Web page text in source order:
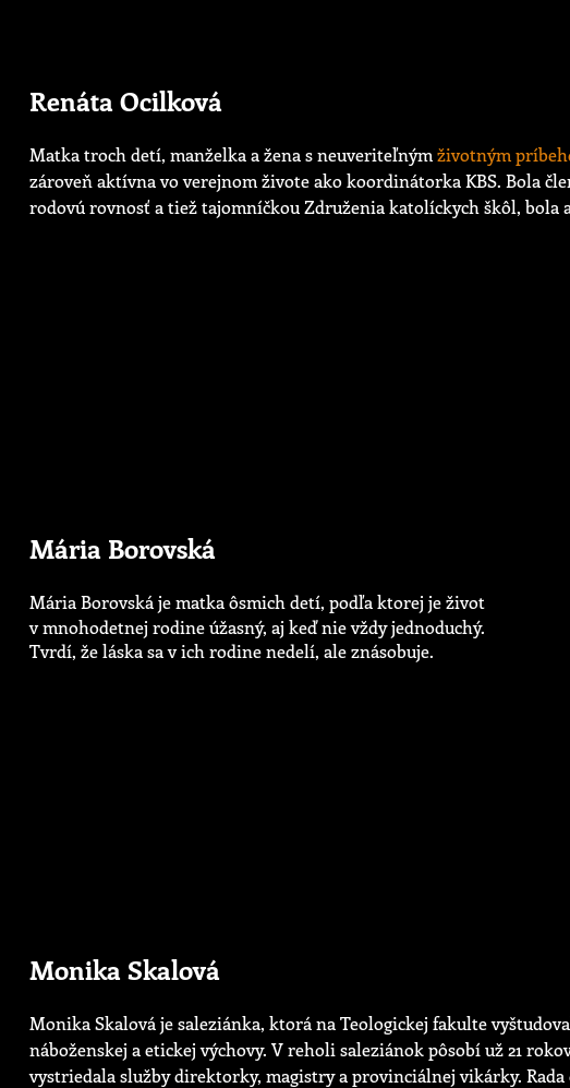
Renáta Ocilková
Matka troch detí, manželka a žena s neuveriteľnýmživotným
zároveň aktívna vo verejnom živote ako koordinátorka KBS. Bola
rodovú rovnosť a tiež tajomníčkou Združenia katolíckych škôl, bola
Mária Borovská
Mária Borovská je matka ôsmich detí, podľa ktorej je život
v mnohodetnej rodine úžasný, aj keď nie vždy jednoduchý.
Tvrdí, že láska sa v ich rodine nedelí, ale znásobuje.
Monika Skalová
Monika Skalová je saleziánka, ktorá na Teologickej fakulte
náboženskej a etickej výchovy. V reholi saleziánok pôsobí už 21
vystriedala služby direktorky, magistry a provinciálnej vikárky.